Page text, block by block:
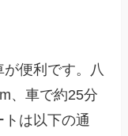
便利です。八
、車で約25分
は以下の通